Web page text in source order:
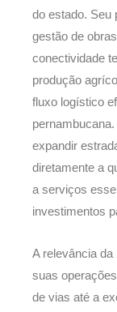
do estado. Seu
gestão de
conectividade
produção
fluxo logístico
expandir
diretamente a
a serviços
investimentos
A relevância
suas
de vias até a